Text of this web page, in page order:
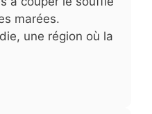
marées.
une région où la